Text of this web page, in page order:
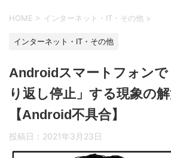
HOME > インターネット・IT・その他 >
インターネット・IT・その他
Androidスマートフォン
り返し停止」する現象の
【Android不具合】
投稿日： 2021年3月23日